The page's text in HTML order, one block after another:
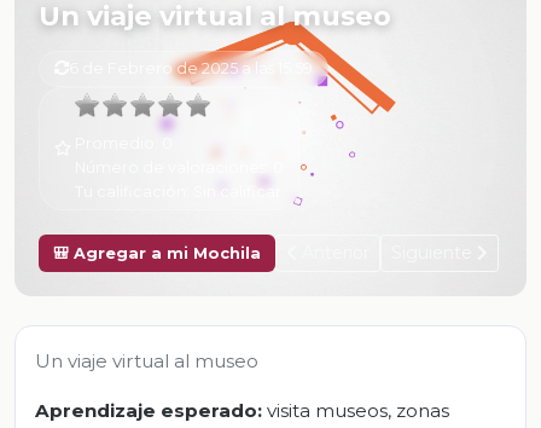
Un viaje virtual al museo
6 de Febrero de 2025 a las 15:59
Sin calificar
🎒 Agregar a mi Mochila
Un viaje virtual al museo
Aprendizaje esperado: visita museos, zonas